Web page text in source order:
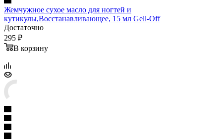
Жемчужное сухое масло для ногтей и
кутикулы,Восстанавливающее, 15 мл Gell-Off
Достаточно
295 ₽
В корзину